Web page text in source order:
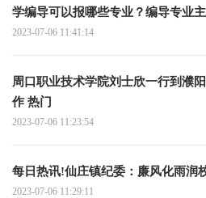
学编导可以报哪些专业？编导专业
2023-07-06 11:41:14
周口职业技术学院刘士欣一行到濮
作 热门
2023-07-06 11:23:54
每日热讯!仙庄镇纪委：廉风化雨润
2023-07-06 11:29:11